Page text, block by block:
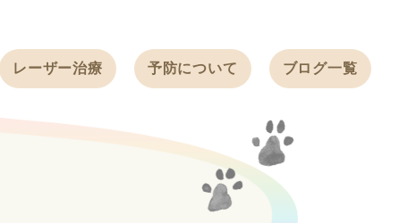
レーザー治療 予防について
感染症予防
フィラリア
ブログ一覧
天白動物病院
BLOG
天白動物病院
NEWS
ワンちゃんの症